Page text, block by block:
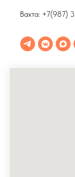
Вахта: +7(987)